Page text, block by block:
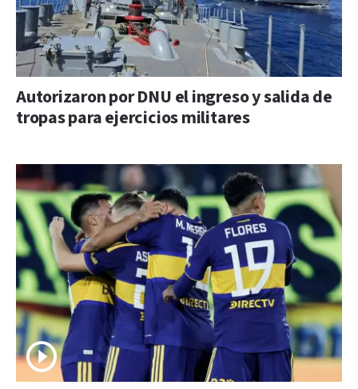
Autorizaron por DNU el ingreso y salida de
tropas para ejercicios militares